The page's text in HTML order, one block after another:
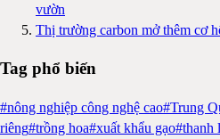
vườn
Thị trường carbon mở thêm cơ
Tag phổ biến
#nông nghiệp công nghệ cao#Trung
riêng#trồng hoa#xuất khẩu gạo#thanh